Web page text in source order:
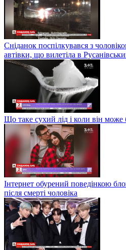
Сніданок поспілкувався з
автівки, що вилетіла в
Що таке сухий лід і коли він може
Інтернет обурений поведінкою
після смерті чоловіка